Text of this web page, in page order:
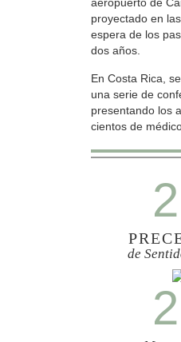
aeropuerto de
proyectado en
espera de los
dos años.
En Costa Rica,
una serie de
presentando los
cientos de
de